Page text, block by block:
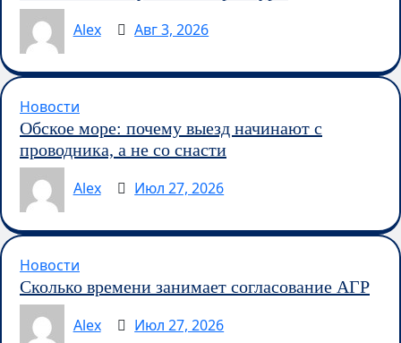
Alex
Авг 3, 2026
Новости
Обское море: почему выезд начинают с
проводника, а не со снасти
Alex
Июл 27, 2026
Новости
Сколько времени занимает согласование АГР
Alex
Июл 27, 2026